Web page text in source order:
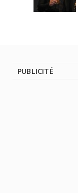
PUBLICITÉ